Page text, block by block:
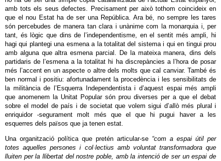
amb tots els seus defectes. Precisament per això tothom coincideix en
que el nou Estat ha de ser una República. Ara bé, no sempre les tares
són percebudes de manera tan clara i unànime com la monarquia i, per
tant, és lògic que dins de l’independentisme, en el sentit més ampli, hi
hagi qui plantegi una esmena a la totalitat del sistema i qui en tingui prou
amb alguna que altra esmena parcial. De la mateixa manera, dins dels
partidaris de l’esmena a la totalitat hi ha discrepàncies a l’hora de posar
més l’accent en un aspecte o altre dels molts que cal canviar. També és
ben normal i positiu: afortunadament la procedència i les sensibilitats de
la militància de l’Esquerra Independentista i d’aquest espai més ampli
que anomenem la Unitat Popular són prou diverses per a que el debat
sobre el model de país i de societat que volem sigui d’allò més plural i
enriquidor -segurament molt més que el que hi pugui haver a les
esquerres dels països que ja tenen estat.
Una organització política que pretén articular-se “com a espai útil per
totes aquelles persones i col·lectius amb voluntat transformadora que
lluiten per la llibertat del nostre poble, amb la intenció de ser un espai de